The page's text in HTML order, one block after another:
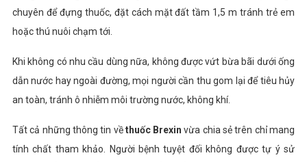
chuyên để đựng thuốc, đặt cách mặt đất tầm 1,5 m tránh trẻ em
hoặc thú nuôi chạm tới.
Khi không có nhu cầu dùng nữa, không được vứt bừa bãi dưới ống
dẫn nước hay ngoài đường, mọi người cần thu gom lại để tiêu hủy
an toàn, tránh ô nhiễm môi trường nước, không khí.
Tất cả những thông tin vềthuốc Brexin vừa chia sẻ trên chỉ mang
tính chất tham khảo. Người bệnh tuyệt đối không được tự ý sử